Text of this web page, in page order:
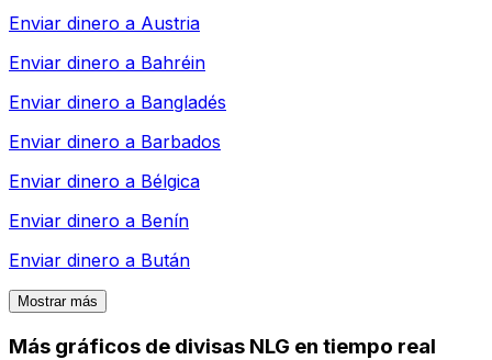
Enviar dinero a Austria
Enviar dinero a Bahréin
Enviar dinero a Bangladés
Enviar dinero a Barbados
Enviar dinero a Bélgica
Enviar dinero a Benín
Enviar dinero a Bután
Mostrar más
Más gráficos de divisas NLG en tiempo real